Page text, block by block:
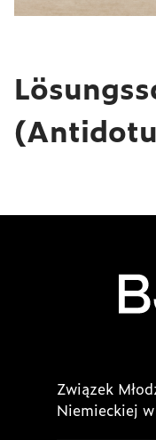
Związek
Niemieckiej